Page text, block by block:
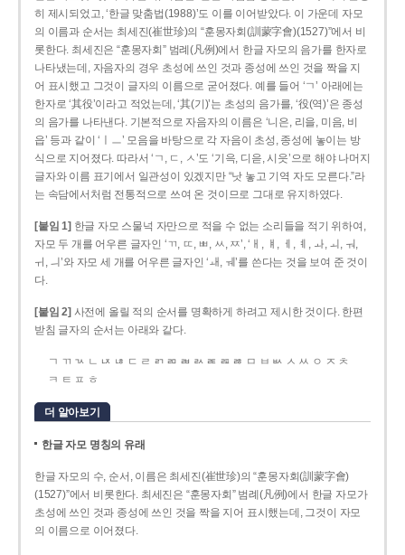
히 제시되었고, ‘한글 맞춤법(1988)’도 이를 이어받았다. 이 가운데 자모
의 이름과 순서는 최세진(崔世珍)의 “훈몽자회(訓蒙字會)(1527)”에서 비
롯한다. 최세진은 “훈몽자회” 범례(凡例)에서 한글 자모의 음가를 한자로
나타냈는데, 자음자의 경우 초성에 쓰인 것과 종성에 쓰인 것을 짝을 지
어 표시했고 그것이 글자의 이름으로 굳어졌다. 예를 들어 ‘ㄱ’ 아래에는
한자로 ‘其役’이라고 적었는데, ‘其(기)’는 초성의 음가를, ‘役(역)’은 종성
의 음가를 나타낸다. 기본적으로 자음자의 이름은 ‘니은, 리을, 미음, 비
읍’ 등과 같이 ‘ㅣㅡ’ 모음을 바탕으로 각 자음이 초성, 종성에 놓이는 방
식으로 지어졌다. 따라서 ‘ㄱ, ㄷ, ㅅ’도 ‘기윽, 디읃, 시읏’으로 해야 나머지
글자와 이름 표기에서 일관성이 있겠지만 “낫 놓고 기역 자도 모른다.”라
는 속담에서처럼 전통적으로 쓰여 온 것이므로 그대로 유지하였다.
[붙임 1] 한글 자모 스물넉 자만으로 적을 수 없는 소리들을 적기 위하여,
자모 두 개를 어우른 글자인 ‘ㄲ, ㄸ, ㅃ, ㅆ, ㅉ’, ‘ㅐ, ㅒ, ㅔ, ㅖ, ㅘ, ㅚ, ㅝ,
ㅟ, ㅢ’와 자모 세 개를 어우른 글자인 ‘ㅙ, ㅞ’를 쓴다는 것을 보여 준 것이
다.
[붙임 2] 사전에 올릴 적의 순서를 명확하게 하려고 제시한 것이다. 한편
받침 글자의 순서는 아래와 같다.
ㄱ ㄲ ㄳ ㄴ ㄵ ㄶ ㄷ ㄹ ㄺ ㄻ ㄼ ㄽ ㄾ ㄿ ㅀ ㅁ ㅂ ㅄ ㅅ ㅆ ㅇ ㅈ ㅊ
ㅋ ㅌ ㅍ ㅎ
더 알아보기
한글 자모 명칭의 유래
한글 자모의 수, 순서, 이름은 최세진(崔世珍)의 “훈몽자회(訓蒙字會)
(1527)”에서 비롯한다. 최세진은 “훈몽자회” 범례(凡例)에서 한글 자모가
초성에 쓰인 것과 종성에 쓰인 것을 짝을 지어 표시했는데, 그것이 자모
의 이름으로 이어졌다.